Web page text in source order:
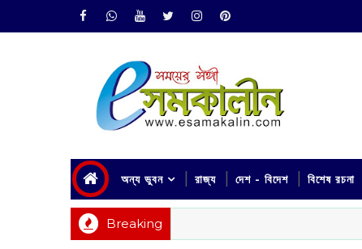
অন্য ভুবন রাজ্য দেশ - বিদেশ বিশেষ রচনা
Breaking